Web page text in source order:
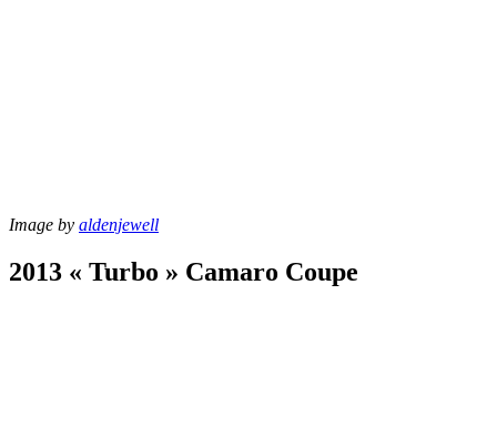
Image by aldenjewell
2013 « Turbo » Camaro Coupe